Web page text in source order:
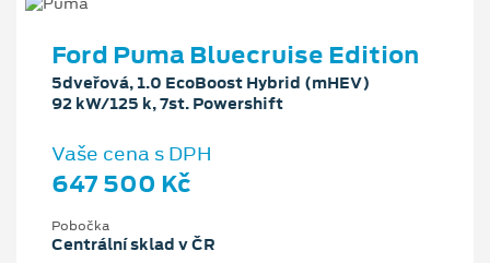
Ford Puma Bluecruise Edition
5dveřová, 1.0 EcoBoost Hybrid (mHEV)
92 kW/125 k, 7st. Powershift
Vaše cena s DPH
647 500 Kč
Pobočka
Centrální sklad v ČR